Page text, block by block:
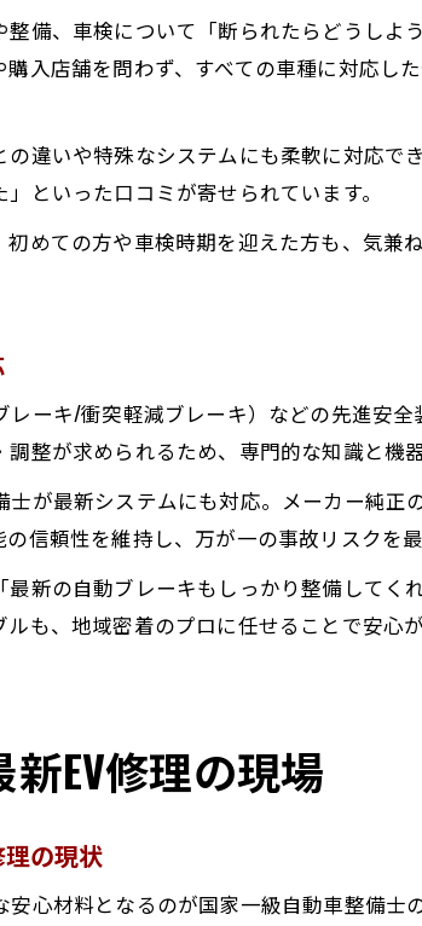
備、車検について「断られたらどうしよ
入店舗を問わず、すべての車種に対応し
違いや特殊なシステムにも柔軟に対応で
といった口コミが寄せられています。
めての方や車検時期を迎えた方も、気兼
ーキ/衝突軽減ブレーキ）などの先進安
整が求められるため、専門的な知識と機
が最新システムにも対応。メーカー純
信頼性を維持し、万が一の事故リスクを
新の自動ブレーキもしっかり整備して
も、地域密着のプロに任せることで安心
EV修理の現場
の現状
心材料となるのが国家一級自動車整備士